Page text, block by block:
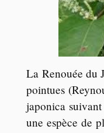
La Renouée du
pointues
japonica suivant
une espèce de